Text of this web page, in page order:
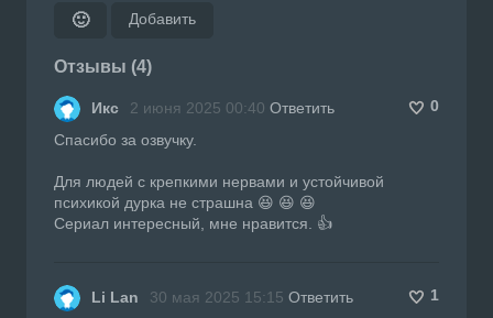
🙂 Добавить
Отзывы (4)
Икс 2 июня 2025 00:40 Ответить
0
Спасибо за озвучку.
Для людей с крепкими нервами и устойчивой
психикой дурка не страшна 😆 😆 😆
Сериал интересный, мне нравится. 👍
Li Lan 30 мая 2025 15:15 Ответить
1